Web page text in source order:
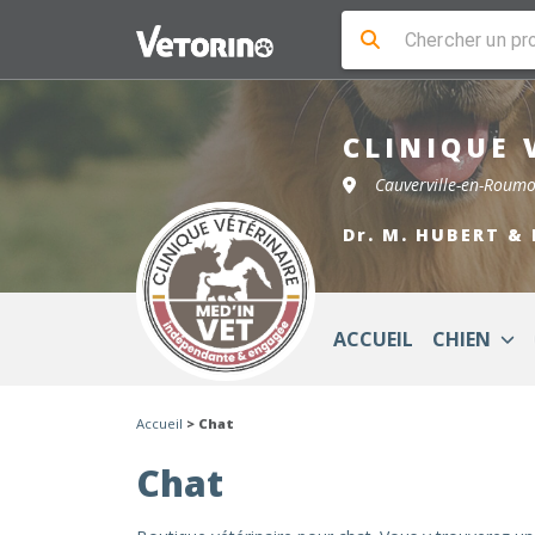
CLINIQUE
Cauverville-en-
Dr. M. HUBERT &
ACCUEIL CHIEN
Accueil > Chat
Chat